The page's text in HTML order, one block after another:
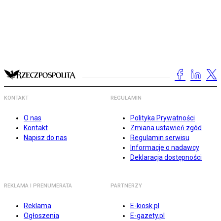
KONTAKT
O nas
Kontakt
Napisz do nas
REGULAMIN
Polityka Prywatności
Zmiana ustawień zgód
Regulamin serwisu
Informacje o nadawcy
Deklaracja dostępności
REKLAMA I PRENUMERATA
Reklama
Ogłoszenia
PARTNERZY
E-kiosk.pl
E-gazety.pl